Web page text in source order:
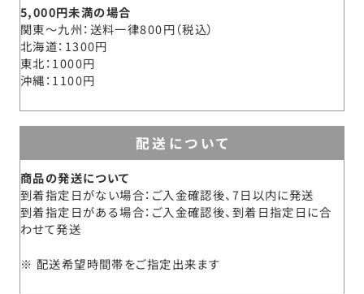
5,000円未満の場合
関東～九州 送料一律800円（税込）
北海道 1300円
東北 1000円
沖縄 1100円
配送について
商品の発送について
到着指定日がない場合：ご入金確認後、7日以内に発送
到着指定日がある場合：ご入金確認後、到着日指定日に合
わせて発送
配送希望時間帯をご指定出来ます